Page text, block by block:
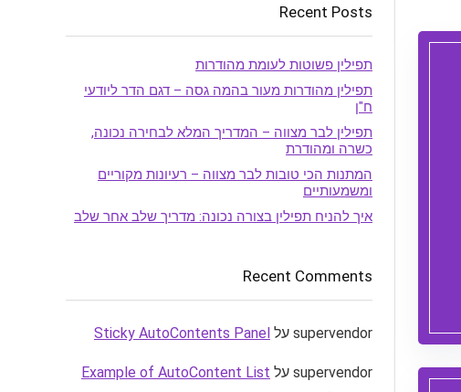
Recent Posts
תפילין פשוטות לעומת מהודרות
תפילין מהודרות מעור בהמה גסה – דגם הדר ליודעי
ח"ן
תפילין לבר מצווה – המדריך המלא לבחירה נכונה,
כשרה ומהודרת
המתנות הכי טובות לבר מצווה – רעיונות מקוריים
ומשמעותיים
איך להניח תפילין בצורה נכונה: מדריך שלב אחר שלב
Recent Comments
supervendor על Sticky AutoContents Panel
supervendor על Example of AutoContent List